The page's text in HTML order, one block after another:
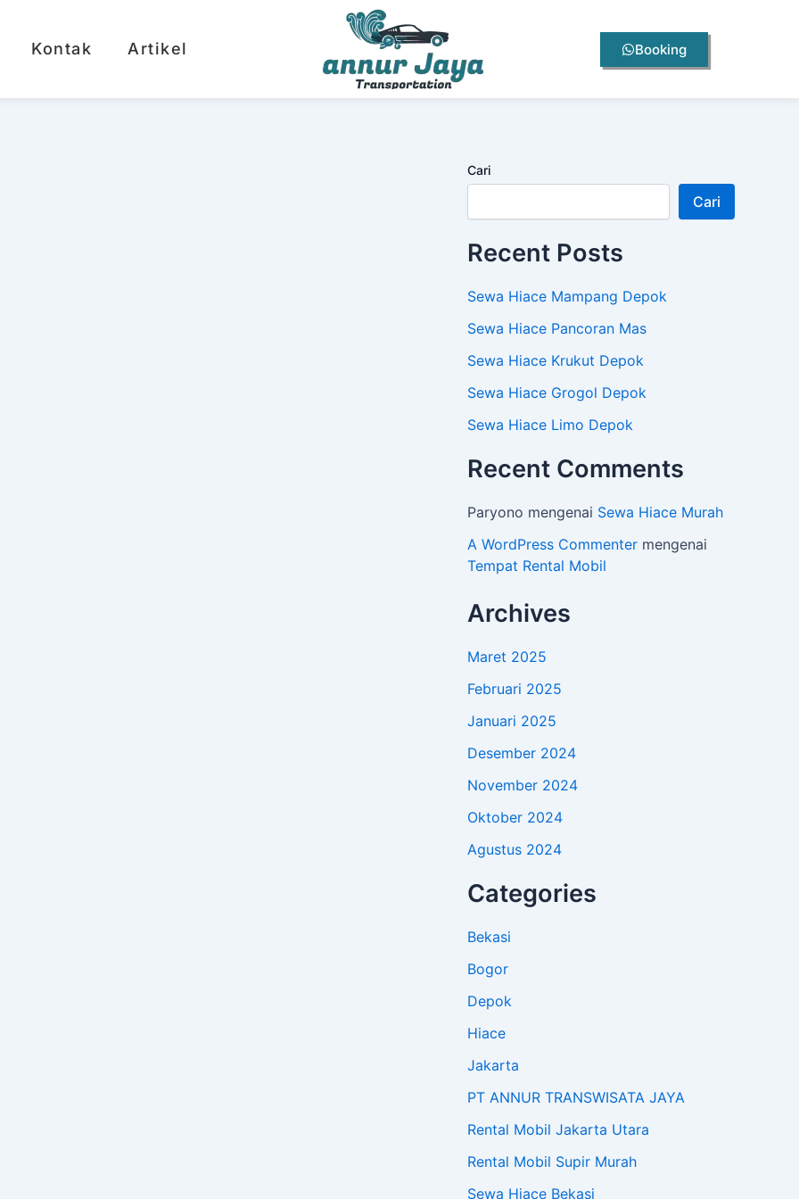
Kontak Artikel Booking
Cari
Cari
Recent Posts
Sewa Hiace Mampang Depok
Sewa Hiace Pancoran Mas
Sewa Hiace Krukut Depok
Sewa Hiace Grogol Depok
Sewa Hiace Limo Depok
Recent Comments
Paryono mengenai Sewa Hiace Murah
A WordPress Commenter mengenai
Tempat Rental Mobil
Archives
Maret 2025
Februari 2025
Januari 2025
Desember 2024
November 2024
Oktober 2024
Agustus 2024
Categories
Bekasi
Bogor
Depok
Hiace
Jakarta
PT ANNUR TRANSWISATA JAYA
Rental Mobil Jakarta Utara
Rental Mobil Supir Murah
Sewa Hiace Bekasi